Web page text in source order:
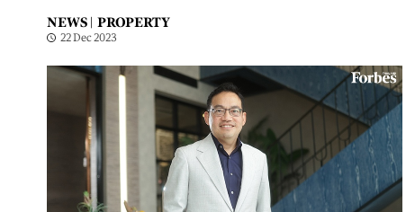
NEWS | PROPERTY
22 Dec 2023